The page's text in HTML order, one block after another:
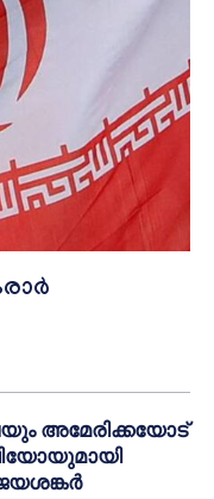
അമേരിക്കയോട്